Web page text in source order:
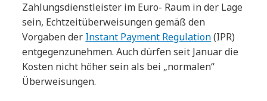
Zahlungsdienstleister im Euro- Raum in der Lage
sein, Echtzeitüberweisungen gemäß den
Vorgaben der Instant Payment Regulation(IPR)
entgegenzunehmen. Auch dürfen seit Januar die
Kosten nicht höher sein als bei „normalen“
Überweisungen.